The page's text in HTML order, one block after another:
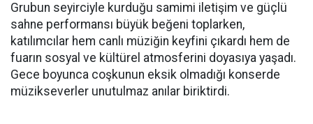
Grubun seyirciyle kurduğu samimi iletişim ve güçlü
sahne performansı büyük beğeni toplarken,
katılımcılar hem canlı müziğin keyfini çıkardı hem de
fuarın sosyal ve kültürel atmosferini doyasıya yaşadı.
Gece boyunca coşkunun eksik olmadığı konserde
müzikseverler unutulmaz anılar biriktirdi.